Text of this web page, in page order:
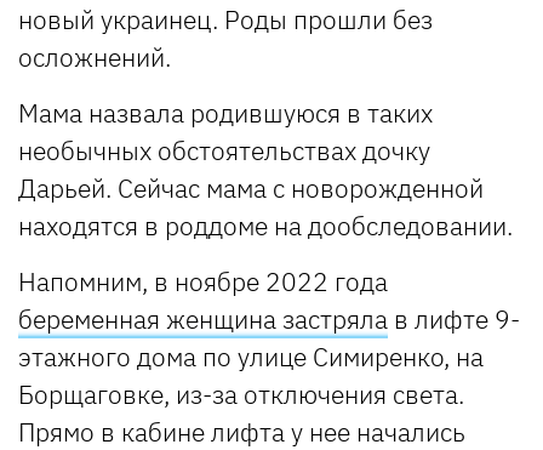
новый украинец. Роды прошли без
осложнений.
Мама назвала родившуюся в таких
необычных обстоятельствах дочку
Дарьей. Сейчас мама с новорожденной
находятся в роддоме на дообследовании.
Напомним, в ноябре 2022 года
беременная женщина застряла в лифте 9-
этажного дома по улице Симиренко, на
Борщаговке, из-за отключения света.
Прямо в кабине лифта у нее начались